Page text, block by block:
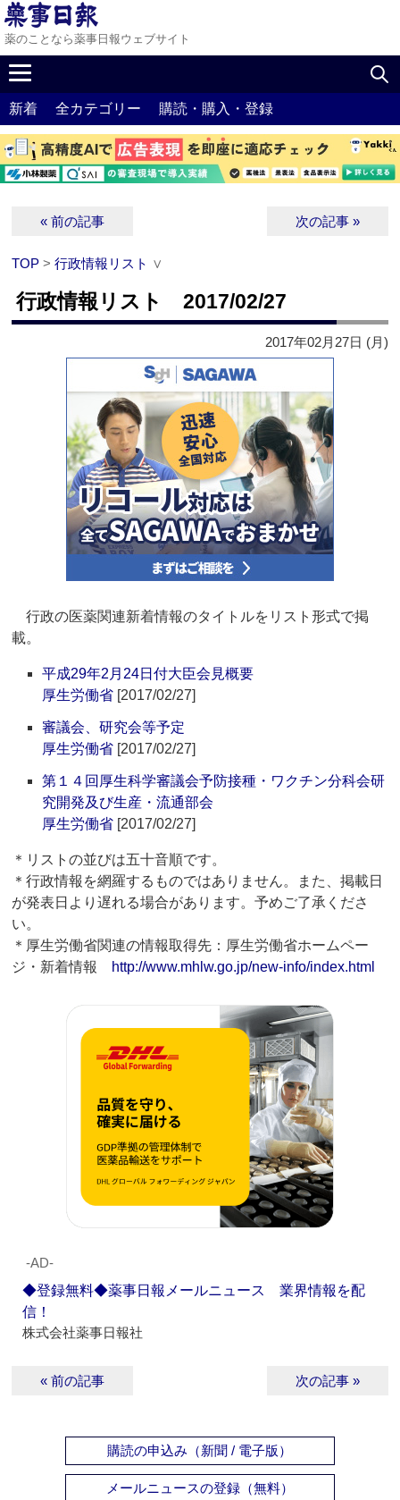
薬のことなら薬事日報ウェブサイト
新着 全カテゴリー 購読・購入・登録
« 前の記事 次の記事 »
TOP >行政情報リスト ∨
行政情報リスト 2017/02/27
2017年02月27日 (月)
行政の医薬関連新着情報のタイトルをリスト形式で掲
載。
平成29年2月24日付大臣会見概要
厚生労働省 [2017/02/27]
審議会、研究会等予定
厚生労働省 [2017/02/27]
第１４回厚生科学審議会予防接種・ワクチン分科会研
究開発及び生産・流通部会
厚生労働省 [2017/02/27]
＊リストの並びは五十音順です。
＊行政情報を網羅するものではありません。また、掲載日
が発表日より遅れる場合があります。予めご了承くださ
い。
＊厚生労働省関連の情報取得先：厚生労働省ホームペー
ジ・新着情報 http://www.mhlw.go.jp/new-info/index.html
‐AD‐
◆登録無料◆薬事日報メールニュース 業界情報を配
信！
株式会社薬事日報社
« 前の記事 次の記事 »
購読の申込み（新聞 / 電子版）
メールニュースの登録（無料）